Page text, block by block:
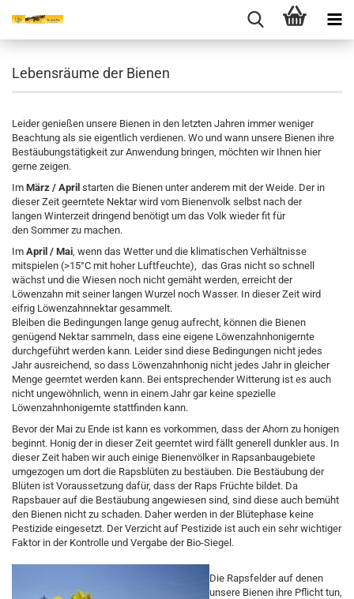
Lebensräume der Bienen
Leider genießen unsere Bienen in den letzten Jahren immer weniger
Beachtung als sie eigentlich verdienen. Wo und wann unsere Bienen ihre
Bestäubungstätigkeit zur Anwendung bringen, möchten wir Ihnen hier
gerne zeigen.
Im März / April starten die Bienen unter anderem mit der Weide. Der in
dieser Zeit geerntete Nektar wird vom Bienenvolk selbst nach der
langen Winterzeit dringend benötigt um das Volk wieder fit für
den Sommer zu machen.
Im April / Mai, wenn das Wetter und die klimatischen Verhältnisse
mitspielen (>15°C mit hoher Luftfeuchte), das Gras nicht so schnell
wächst und die Wiesen noch nicht gemäht werden, erreicht der
Löwenzahn mit seiner langen Wurzel noch Wasser. In dieser Zeit wird
eifrig Löwenzahnnektar gesammelt.
Bleiben die Bedingungen lange genug aufrecht, können die Bienen
genügend Nektar sammeln, dass eine eigene Löwenzahnhonigernte
durchgeführt werden kann. Leider sind diese Bedingungen nicht jedes
Jahr ausreichend, so dass Löwenzahnhonig nicht jedes Jahr in gleicher
Menge geerntet werden kann. Bei entsprechender Witterung ist es auch
nicht ungewöhnlich, wenn in einem Jahr gar keine spezielle
Löwenzahnhonigernte stattfinden kann.
Bevor der Mai zu Ende ist kann es vorkommen, dass der Ahorn zu honigen
beginnt. Honig der in dieser Zeit geerntet wird fällt generell dunkler aus. In
dieser Zeit haben wir auch einige Bienenvölker in Rapsanbaugebiete
umgezogen um dort die Rapsblüten zu bestäuben. Die Bestäubung der
Blüten ist Voraussetzung dafür, dass der Raps Früchte bildet. Da
Rapsbauer auf die Bestäubung angewiesen sind, sind diese auch bemüht
den Bienen nicht zu schaden. Daher werden in der Blütephase keine
Pestizide eingesetzt. Der Verzicht auf Pestizide ist auch ein sehr wichtiger
Faktor in der Kontrolle und Vergabe der Bio-Siegel.
Die Rapsfelder auf denen
unsere Bienen ihre Pflicht tun,